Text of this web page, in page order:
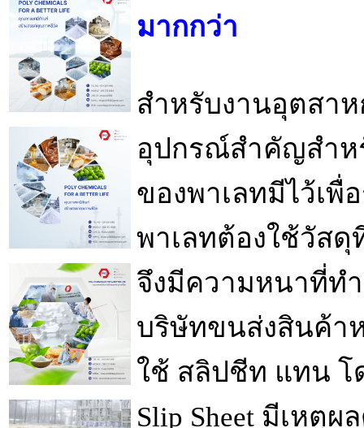
มากกว่า
สำหรับงานอุตสาห
อุปกรณ์สำคัญสำห
ของพาเลทมีไว้เพื่
พาเลทต้องใช้วัส
จึงมีความหนาที่ท
บริษัทขนส่งสินค้า
ใช้ สลิปชีท แทน โ
Slip Sheet มีเหตุผ